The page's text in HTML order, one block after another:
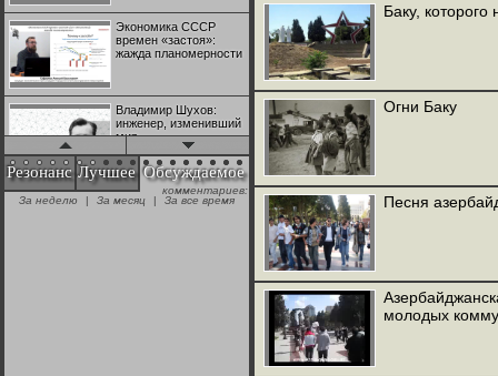
Экономика СССР
времен «застоя»:
жажда планомерности
Владимир Шухов:
инженер, изменивший
мир
"Аркадий Коц" на
эгалите-фесте "Не
Резонанс Лучшее Обсуждаемое
комментариев:
За неделю
| За месяц | За все время
Баку, которого
Огни Баку
Песня
молодых